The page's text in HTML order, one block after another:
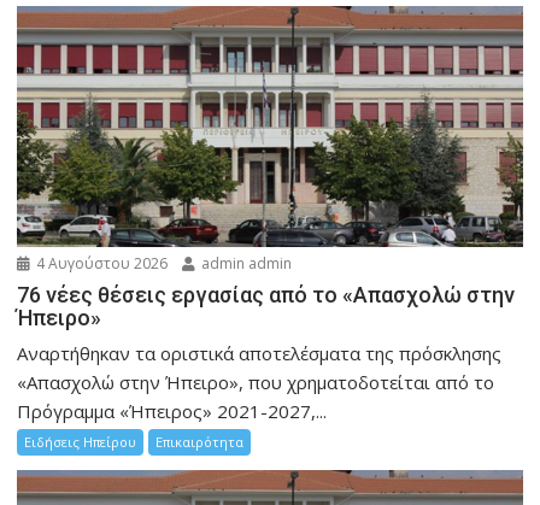
4 Αυγούστου 2026 admin admin
76 νέες θέσεις εργασίας από το «Απασχολώ στην
Ήπειρο»
Αναρτήθηκαν τα οριστικά αποτελέσματα της πρόσκλησης
«Απασχολώ στην Ήπειρο», που χρηματοδοτείται από το
Πρόγραμμα «Ήπειρος» 2021-2027,...
Ειδήσεις Ηπείρου Επικαιρότητα